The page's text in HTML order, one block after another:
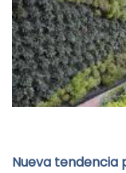
Nueva tendencia